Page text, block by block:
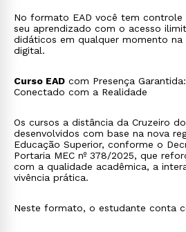
No formato EAD você tem
seu aprendizado com o acesso
didáticos em qualquer momento
digital.
Curso EAD com Presença
Conectado com a Realidade
Os cursos a distância da Cruzeiro
desenvolvidos com base na nova
Educação Superior, conforme o
Portaria MEC nº 378/2025, que
com a qualidade acadêmica, a
vivência prática.
Neste formato, o estudante conta